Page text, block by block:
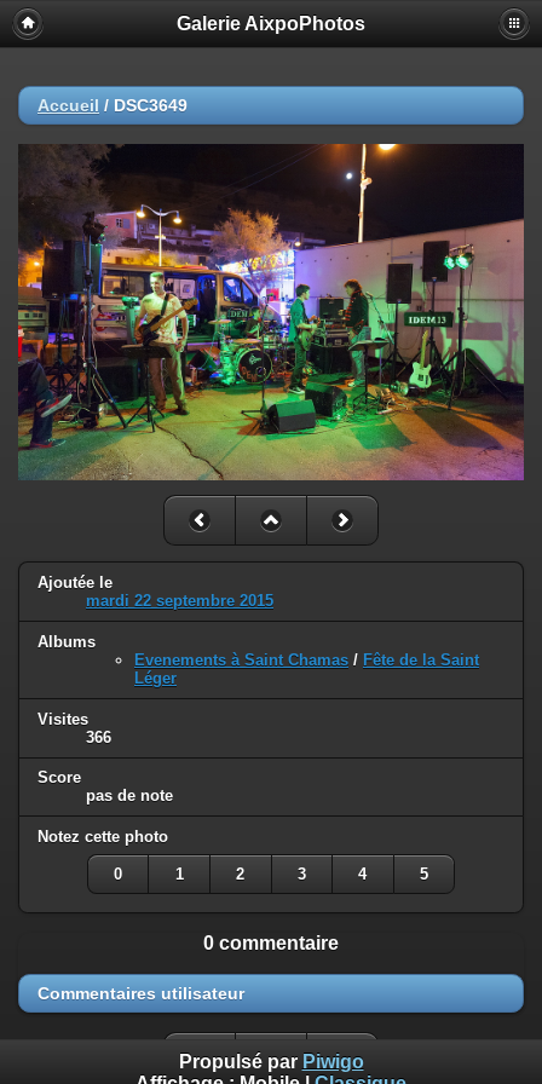
Galerie AixpoPhotos
Accueil / DSC3649
Ajoutée le
mardi 22 septembre 2015
Albums
Evenements à Saint Chamas / Fête de la Saint
Léger
Visites
366
Score
pas de note
Notez cette photo
0 1 2 3 4 5
0 commentaire
Commentaires utilisateur
Propulsé par Piwigo